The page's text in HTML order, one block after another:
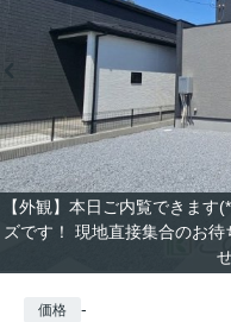
【外観】本日ご内覧できま
ズです！ 現地直接集合のお
価格 -